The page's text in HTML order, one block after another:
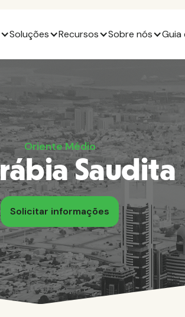
Soluções Recursos Sobre nós Guia
Oriente Médio
Saudita
Solicitar informações